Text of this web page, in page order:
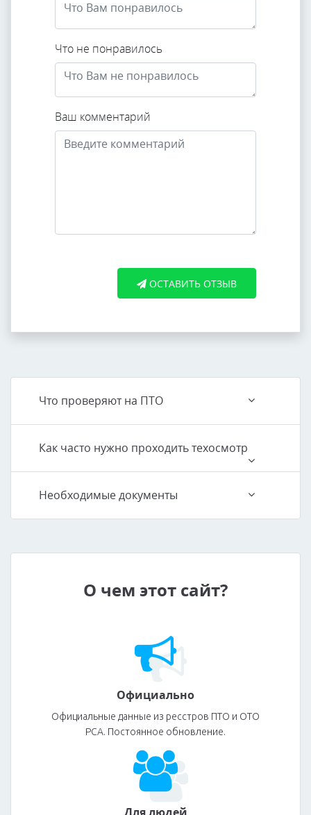
Что не понравилось
Ваш комментарий
ОСТАВИТЬ ОТЗЫВ
Что проверяют на ПТО
Как часто нужно проходить техосмотр
Необходимые документы
О чем этот сайт?
Официально
Официальные данные из ресстров ПТО и ОТО
РСА. Постоянное обновление.